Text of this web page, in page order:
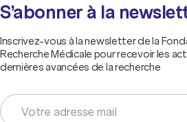
S’abonner à la
Inscrivez-vous à la newsletter de la
Recherche Médicale pour recevoir les
dernières avancées de la recherche